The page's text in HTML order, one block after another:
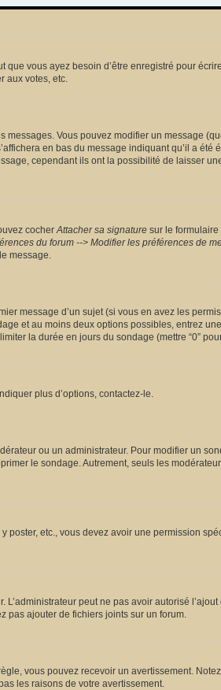
vous ayez besoin d’être enregistré pour
aux votes, etc.
Vous pouvez modifier un message
en bas du message indiquant qu’il a été
cependant ils ont la possibilité de laisser
cocherAttacher sa signature sur le
du forum --> Modifier les préférences de
message.
message d’un sujet (si vous en avez les
et au moins deux options possibles, entrez
la durée en jours du sondage (mettre “0”
plus d’options, contactez-le.
ou un administrateur. Pour modifier un
le sondage. Autrement, seuls les
etc., vous devez avoir une permission
peut ne pas avoir autorisé
pas ajouter de fichiers joints sur un forum.
vous pouvez recevoir un avertissement.
les raisons de votre avertissement.